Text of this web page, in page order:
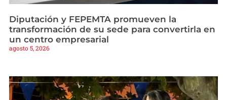
Diputación y FEPEMTA promueven la
transformación de su sede para convertirla en
un centro empresarial
agosto 5, 2026